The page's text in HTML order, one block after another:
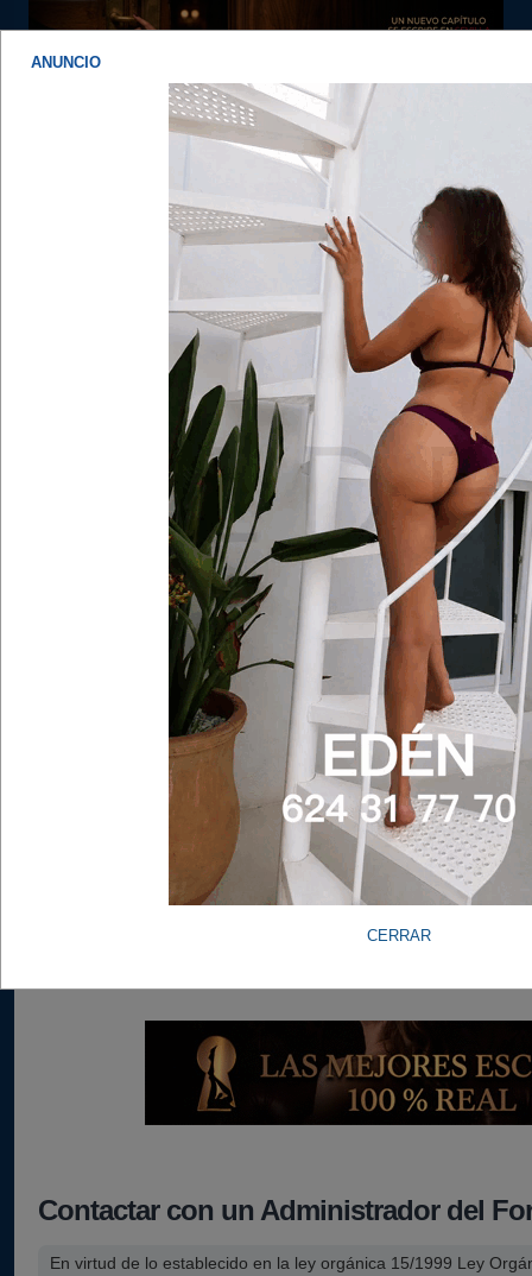
Enlaces rápidos
Sevilla Lumis, putas de sevilla Foro de putas en Sevilla
Contactar con un Administrador del
En virtud de lo establecido en la ley orgánica 15/1999 Ley
ANUNCIO
CERRAR